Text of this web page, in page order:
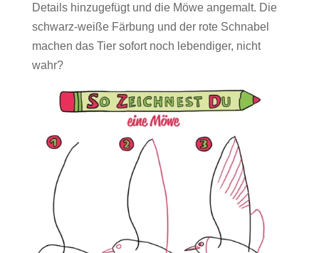
Details hinzugefügt und die Möwe angemalt. Die
schwarz-weiße Färbung und der rote Schnabel
machen das Tier sofort noch lebendiger, nicht
wahr?